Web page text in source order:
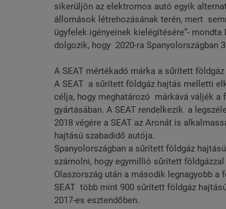
sikerüljön az elektromos autó egyik
állomások létrehozásának terén, mert
ügyfelek igényeinek kielégítésére”-
dolgozik, hogy 2020-ra Spanyolországban
A SEAT mértékadó márka a sűrített
A SEAT a sűrített földgáz hajtás melletti
célja, hogy meghatározó márkává váljék
gyártásában. A SEAT rendelkezik a
2018 végére a SEAT az Aronát is
hajtású szabadidő autója.
Spanyolországban a sűrített földgáz
számolni, hogy egymillió sűrített
Olaszország után a második legnagyobb a
SEAT több mint 900 sűrített földgáz
2017-es esztendőben.